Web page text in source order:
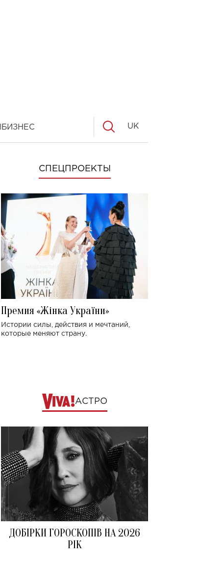
БИЗНЕС UK
СПЕЦПРОЕКТЫ
Премия «Жінка України»
Истории силы, действия и мечтаний,
которые меняют страну.
АСТРО
ДОБІРКИ ГОРОСКОПІВ НА 2026
РІК